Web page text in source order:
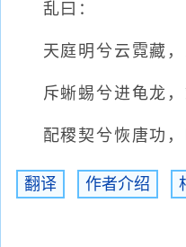
乱曰：
天庭明兮云霓藏，
斥蜥蜴兮进龟龙，
配稷契兮恢唐功，
翻译 作者介绍